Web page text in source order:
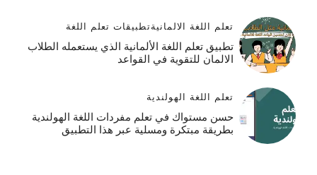
تعلم اللغة الالمانيةتطبيقات تعلم اللغة
تطبيق تعلم اللغة الألمانية الذي يستعمله الطلاب
الالمان للتقوية في القواعد
تعلم اللغة الهولندية
حسن مستواك في تعلم مفردات اللغة الهولندية
بطريقة مبتكرة ومسلية عبر هذا التطبيق